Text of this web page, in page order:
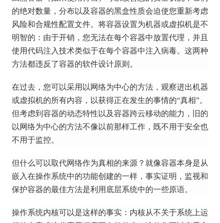
的绝对数量，分布以及容器的黑盒性质会迫使您重新考虑
风险和合规性配置文件。 将容器设置为机器或虚拟机是不
明智的：由于开销，您无法在每个容器中放置代理，并且
使用代码注入技术类似于在每个容器中注入病毒。 这两种
方法都违反了容器的软件设计原则。
在过去，您可以采用以网络为中心的方法，观察进出机器
或虚拟机的所有内容，以获得正在发生的事情的“真相”。
但考虑到容器的动态特性以及容器跨云移动的能力，旧的
以网络为中心的方法不像以前那样工作，既不用于安全也
不用于监控。
但什么可以取代网络作为真相的来源？ 就像容器本身是从
嵌入在操作系统中的功能创建的一样，事实证明，监视和
保护容器的最佳方法是利用底层系统中的一些原语。
操作系统内核可以是这样的事实：内核从不关于系统上运